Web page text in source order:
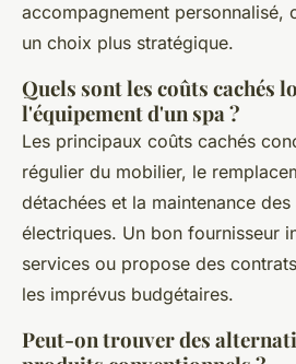
accompagnement personnalisé,
un choix plus stratégique.
Quels sont les coûts cachés
l'équipement d'un spa ?
Les principaux coûts cachés
régulier du mobilier, le
détachées et la maintenance
électriques. Un bon fournisseur
services ou propose des
les imprévus budgétaires.
Peut-on trouver des